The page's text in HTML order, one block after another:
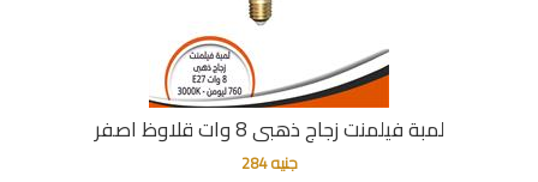
لمبة فيلمنت زجاج ذهبى 8 وات قلاوظ اصفر
جنيه 284